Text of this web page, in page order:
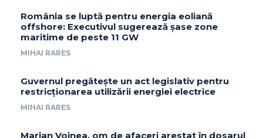
România se luptă pentru energia eoliană
offshore: Executivul sugerează șase zone
maritime de peste 11 GW
MIHAI RARES
Guvernul pregătește un act legislativ pentru
restricționarea utilizării energiei electrice
MIHAI RARES
Marian Voinea, om de afaceri arestat în dosarul